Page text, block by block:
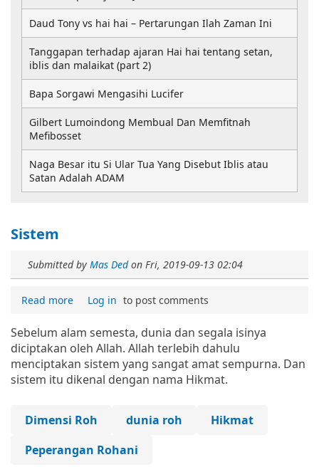
Sistem
Submitted by Mas Dedon Fri, 2019-09-13 02:04
Read more Log in to post comments
Sebelum alam semesta, dunia dan segala isinya
diciptakan oleh Allah. Allah terlebih dahulu
menciptakan sistem yang sangat amat sempurna. Dan
sistem itu dikenal dengan nama Hikmat.
Dimensi Roh dunia roh
Hikmat
Peperangan Rohani
Daud Tony vs hai hai – Pertarungan Ilah Zaman Ini
Tanggapan terhadap ajaran Hai hai tentang setan,
iblis dan malaikat (part 2)
Bapa Sorgawi Mengasihi Lucifer
Gilbert Lumoindong Membual Dan Memfitnah
Mefibosset
Naga Besar itu Si Ular Tua Yang Disebut Iblis atau
Satan Adalah ADAM